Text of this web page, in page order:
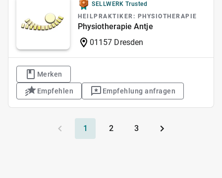
SELLWERK Trusted
HEILPRAKTIKER: PHYSIOTHERAPIE
Physiotherapie Antje
01157 Dresden
Merken
Empfehlen Empfehlung anfragen
1 2 3